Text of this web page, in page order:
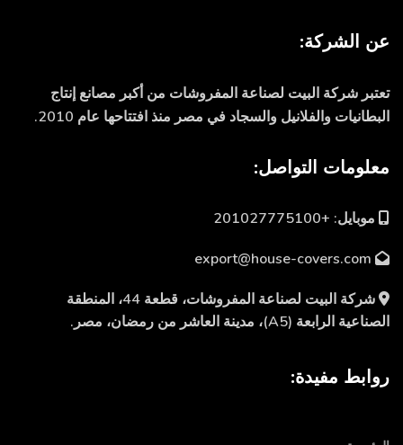
عن الشركة:
تعتبر شركة البيت لصناعة المفروشات من أكبر مصانع إنتاج
البطانيات والفلانيل والسجاد في مصر منذ افتتاحها عام 2010.
معلومات التواصل:
موبايل: +201027775100
شركة البيت لصناعة المفروشات، قطعة 44، المنطقة
الصناعية الرابعة (A5)، مدينة العاشر من رمضان، مصر.
روابط مفيدة: